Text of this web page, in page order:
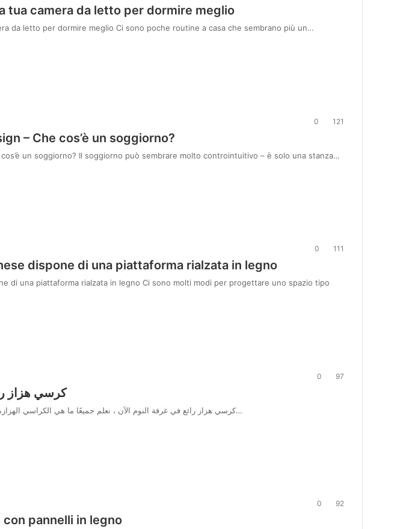
tua camera da letto per dormire meglio
da letto per dormire meglio Ci sono poche routine a casa che sembrano più un…
0 121
– Che cos’è un soggiorno?
un soggiorno? Il soggiorno può sembrare molto controintuitivo – è solo una stanza…
0 111
dispone di una piattaforma rialzata in legno
di una piattaforma rialzata in legno Ci sono molti modi per progettare uno spazio tipo
0 97
20 كرسي هزاز
20 كرسي هزاز رائع في غرفة النوم الآن ، نعلم جميعًا ما هي الكراسي الهزازة – ما هو استخدامها الأساسي…
0 92
pannelli in legno